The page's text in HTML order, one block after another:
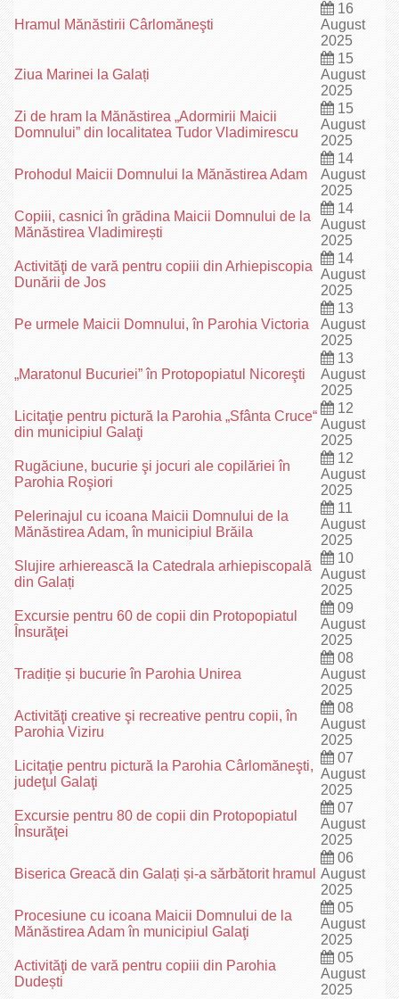
Hramul Mănăstirii Cârlomăneşti
16
August
2025
Ziua Marinei la Galați
15
August
2025
Zi de hram la Mănăstirea „Adormirii Maicii
Domnului” din localitatea Tudor Vladimirescu
15
August
2025
Prohodul Maicii Domnului la Mănăstirea Adam
14
August
2025
Copiii, casnici în grădina Maicii Domnului de la
Mănăstirea Vladimirești
14
August
2025
Activităţi de vară pentru copiii din Arhiepiscopia
Dunării de Jos
14
August
2025
Pe urmele Maicii Domnului, în Parohia Victoria
13
August
2025
„Maratonul Bucuriei” în Protopopiatul Nicoreşti
13
August
2025
Licitaţie pentru pictură la Parohia „Sfânta Cruce“
din municipiul Galaţi
12
August
2025
Rugăciune, bucurie şi jocuri ale copilăriei în
Parohia Roşiori
12
August
2025
Pelerinajul cu icoana Maicii Domnului de la
Mănăstirea Adam, în municipiul Brăila
11
August
2025
Slujire arhierească la Catedrala arhiepiscopală
din Galați
10
August
2025
Excursie pentru 60 de copii din Protopopiatul
Însurăţei
09
August
2025
Tradiție și bucurie în Parohia Unirea
08
August
2025
Activităţi creative şi recreative pentru copii, în
Parohia Viziru
08
August
2025
Licitaţie pentru pictură la Parohia Cârlomăneşti,
judeţul Galaţi
07
August
2025
Excursie pentru 80 de copii din Protopopiatul
Însurăţei
07
August
2025
Biserica Greacă din Galați și-a sărbătorit hramul
06
August
2025
Procesiune cu icoana Maicii Domnului de la
Mănăstirea Adam în municipiul Galaţi
05
August
2025
Activităţi de vară pentru copiii din Parohia
Dudești
05
August
2025